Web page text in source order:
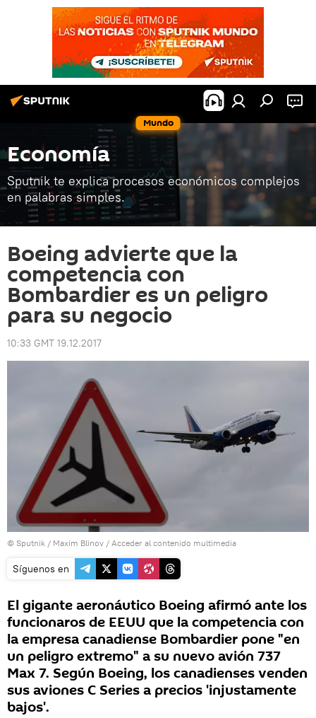
Mundo
Economía
Sputnik te explica procesos económicos complejos
en palabras simples.
Boeing advierte que la
competencia con
Bombardier es un peligro
para su negocio
10:33 GMT 19.12.2017
© Sputnik / Maxim Blinov / Acceder al contenido multimedia
Síguenos en
El gigante aeronáutico Boeing afirmó ante los
funcionaros de EEUU que la competencia con
la empresa canadiense Bombardier pone "en
un peligro extremo" a su nuevo avión 737
Max 7. Según Boeing, los canadienses venden
sus aviones C Series a precios 'injustamente
bajos'.